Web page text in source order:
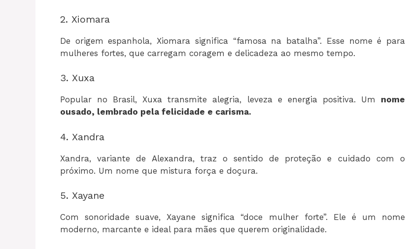
2. Xiomara
De origem espanhola, Xiomara significa “famosa na batalha”. Esse nome é para
mulheres fortes, que carregam coragem e delicadeza ao mesmo tempo.
3. Xuxa
Popular no Brasil, Xuxa transmite alegria, leveza e energia positiva. Um nome
ousado, lembrado pela felicidade e carisma.
4. Xandra
Xandra, variante de Alexandra, traz o sentido de proteção e cuidado com o
próximo. Um nome que mistura força e doçura.
5. Xayane
Com sonoridade suave, Xayane significa “doce mulher forte”. Ele é um nome
moderno, marcante e ideal para mães que querem originalidade.